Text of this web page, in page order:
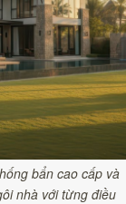
bẩn cao cấp và
nhà với từng điều